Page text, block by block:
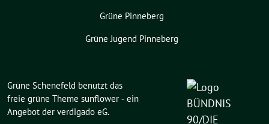
Grüne Pinneberg
Grüne Jugend Pinneberg
Grüne Schenefeld benutzt das
freie grüne Theme sunflower ‐ ein
Angebot der verdigado eG.